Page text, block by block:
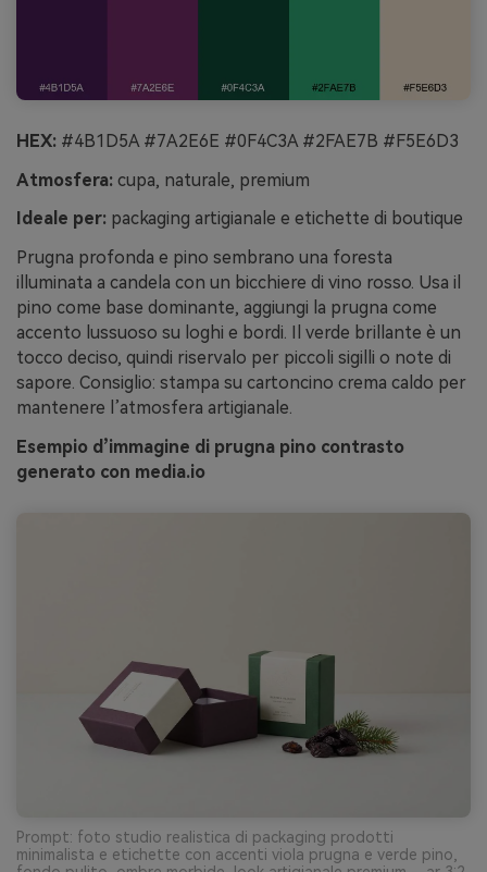
HEX: #4B1D5A #7A2E6E #0F4C3A #2FAE7B #F5E6D3
Atmosfera: cupa, naturale, premium
Ideale per: packaging artigianale e etichette di boutique
Prugna profonda e pino sembrano una foresta
illuminata a candela con un bicchiere di vino rosso. Usa il
pino come base dominante, aggiungi la prugna come
accento lussuoso su loghi e bordi. Il verde brillante è un
tocco deciso, quindi riservalo per piccoli sigilli o note di
sapore. Consiglio: stampa su cartoncino crema caldo per
mantenere l’atmosfera artigianale.
Esempio d’immagine di prugna pino contrasto
generato con media.io
Prompt: foto studio realistica di packaging prodotti
minimalista e etichette con accenti viola prugna e verde pino,